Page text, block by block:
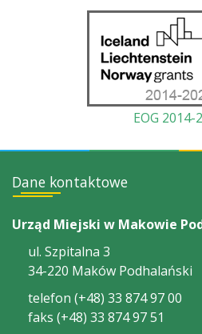
EOG 2014-
Dane kontaktowe
Urząd Miejski w Makowie
ul. Szpitalna 3
34-220 Maków Podhalański
telefon (+48) 33 874 97 00
faks (+48) 33 874 97 51